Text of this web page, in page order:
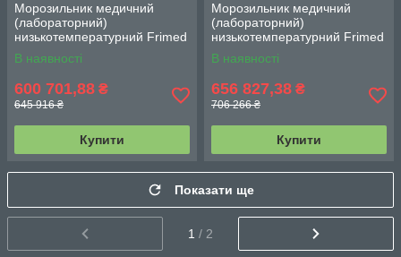
Морозильник медичний
(лабораторний)
низькотемпературний Frimed
CL60B/2 WD 2-камерний на
600 л (–15...–42 °С)
В наявності
600 701,88 ₴
645 916 ₴
Купити
Морозильник медичний
(лабораторний)
низькотемпературний Frimed
CL60B/2 2-камерний на 600 л
(–15...–42 °С)
В наявності
656 827,38 ₴
706 266 ₴
Купити
Показати ще
1 / 2